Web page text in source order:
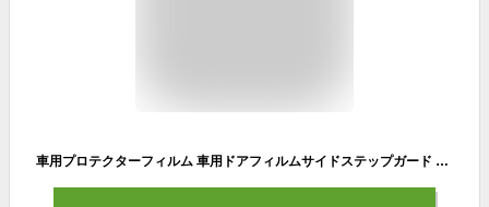
車用プロテクターフィルム 車用ドアフィルムサイドステップガード バッフ アエッジプロテクター テープ式 傷 汚れ 防止 キズ防止 防衝撃 ひっかき傷 傷隠し ドアエッジモール 車ドア バンパー保護 極薄 簡単装着 11種類のサイズ＆2色選択可能